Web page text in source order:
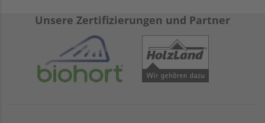
Unsere Zertifizierungen und Partner